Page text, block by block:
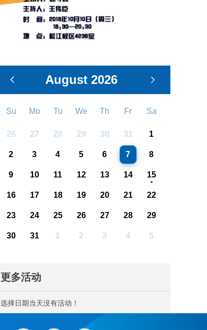
August 2026
Su Mo Tu We Th Fr Sa
26 27 28 29 30 31 1
2 3 4 5 6 7 8
9 10 11 12 13 14 15
16 17 18 19 20 21 22
23 24 25 26 27 28 29
30 31 1 2 3 4 5
更多活动
选择日期当天没有活动！